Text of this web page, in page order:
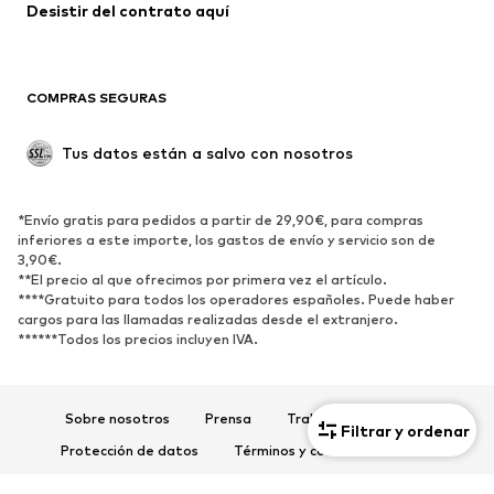
Filtrar y ordenar
Abrigos
Tallas grandes
Reciclado
ZAPATOS
Nuevo
Zapatillas de deporte
Botines
Zapatos de tacón y plataforma Botas
Zapatillas de casa
Exclusivo
Desistir del contrato aquí
COMPRAS SEGURAS
Tus datos están a salvo con nosotros
*Envío gratis para pedidos a partir de 29,90€, para compras
inferiores a este importe, los gastos de envío y servicio son de
3,90€.
**El precio al que ofrecimos por primera vez el artículo.
****Gratuito para todos los operadores españoles. Puede haber
cargos para las llamadas realizadas desde el extranjero.
******Todos los precios incluyen IVA.
Sobre nosotros Prensa
Trabaja con nosotros
Protección de datos
Términos y condiciones de uso